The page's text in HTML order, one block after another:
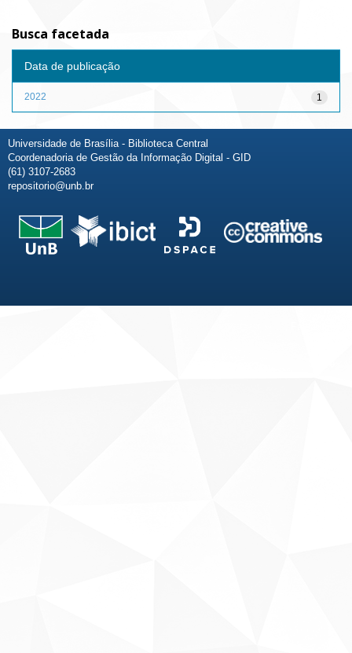
Busca facetada
Data de publicação
1
2022
Universidade de Brasília - Biblioteca Central
Coordenadoria de Gestão da Informação Digital - GID
(61) 3107-2683
repositorio@unb.br